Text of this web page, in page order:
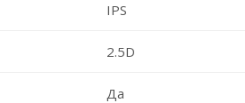
IPS
2.5D
Да